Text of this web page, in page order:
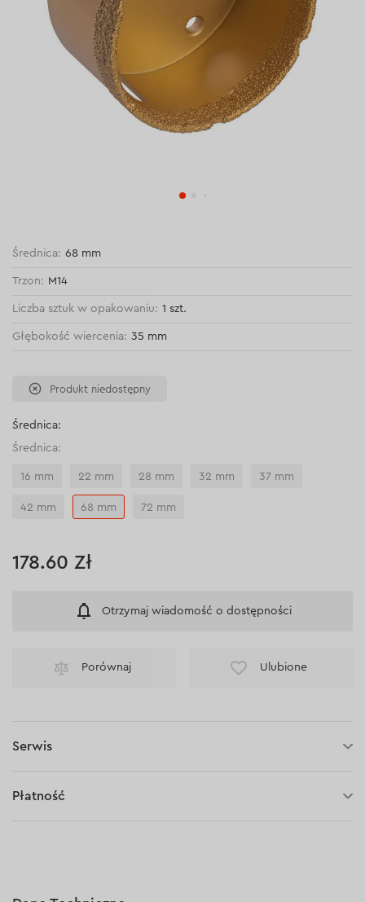
Średnica: 68 mm
Trzon: М14
Liczba sztuk w opakowaniu: 1 szt.
Głębokość wiercenia: 35 mm
Produkt niedostępny
Średnica:
Średnica:
16 mm 22 mm 28 mm 32 mm 37 mm
42 mm 68 mm 72 mm
178.60 Zł
Otrzymaj wiadomość o dostępności
Porównaj Ulubione
Serwis
Płatność
Płatność na rachunek bieżący (przelew tradycyjny)